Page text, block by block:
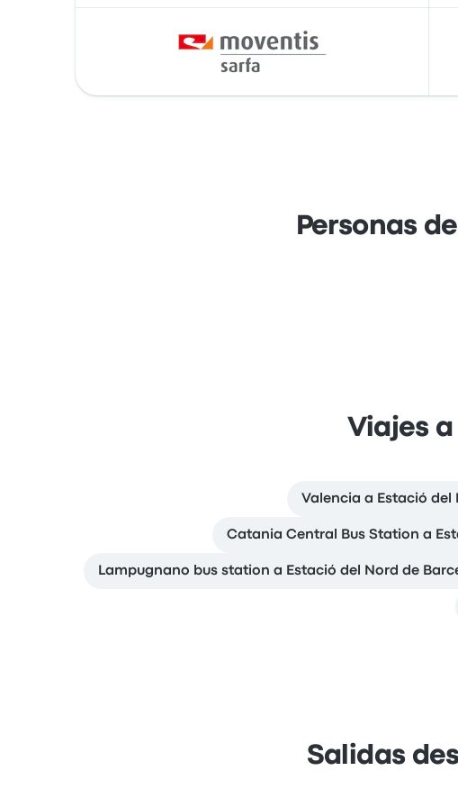
Personas
Viajes
Valencia a Estació del
Catania Central Bus Station a
Lampugnano bus station a Estació del Nord de
Salidas